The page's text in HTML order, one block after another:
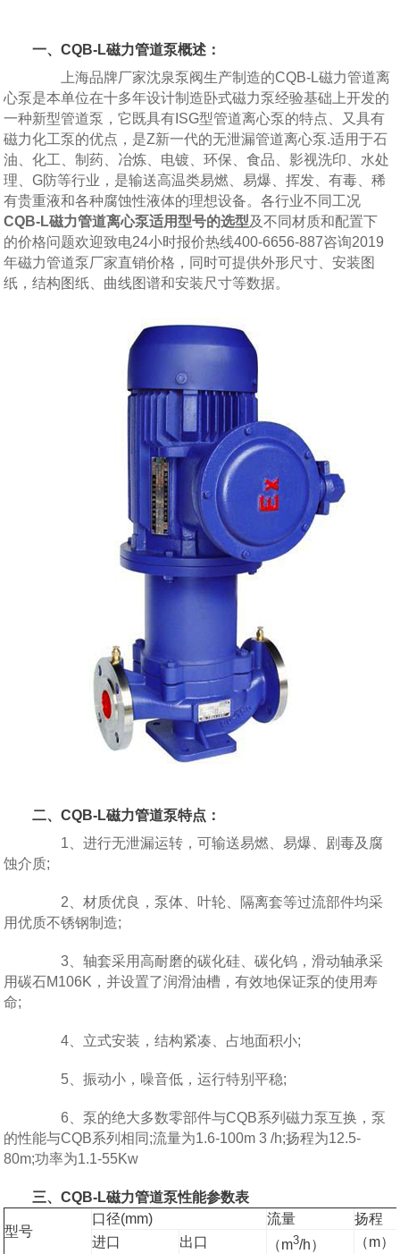
一、CQB-L磁力管道泵概述：
上海品牌厂家沈泉泵阀生产制造的CQB-L磁力管道离
心泵是本单位在十多年设计制造卧式磁力泵经验基础上开发的
一种新型管道泵，它既具有ISG型管道离心泵的特点、又具有
磁力化工泵的优点，是Z新一代的无泄漏管道离心泵.适用于石
油、化工、制药、冶炼、电镀、环保、食品、影视洗印、水处
理、G防等行业，是输送高温类易燃、易爆、挥发、有毒、稀
有贵重液和各种腐蚀性液体的理想设备。各行业不同工况
CQB-L磁力管道离心泵适用型号的选型及不同材质和配置下
的价格问题欢迎致电24小时报价热线400-6656-887咨询2019
年磁力管道泵厂家直销价格，同时可提供外形尺寸、安装图
纸，结构图纸、曲线图谱和安装尺寸等数据。
二、CQB-L磁力管道泵特点：
1、进行无泄漏运转，可输送易燃、易爆、剧毒及腐
蚀介质;
2、材质优良，泵体、叶轮、隔离套等过流部件均采
用优质不锈钢制造;
3、轴套采用高耐磨的碳化硅、碳化钨，滑动轴承采
用碳石M106K，并设置了润滑油槽，有效地保证泵的使用寿
命;
4、立式安装，结构紧凑、占地面积小;
5、振动小，噪音低，运行特别平稳;
6、泵的绝大多数零部件与CQB系列磁力泵互换，泵
的性能与CQB系列相同;流量为1.6-100m 3 /h;扬程为12.5-
80m;功率为1.1-55Kw
三、CQB-L磁力管道泵性能参数表
型号
口径(mm) 流量
扬程
进口
出口 （m3/h）
（m）